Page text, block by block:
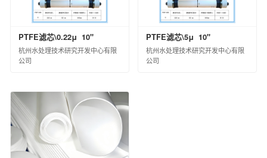
山纳合成橡胶有限责任公司
广西蓝星大华化工有限责任公司
北京市碳纤维工程技术研究中心
兰州蓝星纤维有限公司
中国化工株洲橡胶研究设计院有限公司
沈阳橡胶研究设计院有限公司
中昊（大连）化工研究设计院有限公司
广州合成材料研究院有限公司
PTFE滤芯\0.22μ 10"
杭州水处理技术研究开发中心有限
公司
PTFE滤芯\5μ 10"
杭州水处理技术研究开发中心有限
公司